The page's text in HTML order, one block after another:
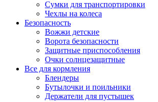
Сумки для транспортировки
Чехлы на колеса
Безопасность
Вожжи детские
Ворота безопасности
Защитные приспособления
Очки солнцезащитные
Все для кормления
Блендеры
Бутылочки и поильники
Держатели для пустышек